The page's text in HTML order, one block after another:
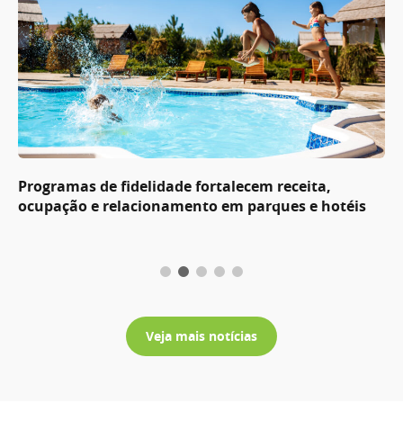
Programas de fidelidade fortalecem receita,
ocupação e relacionamento em parques e hotéis
Veja mais notícias